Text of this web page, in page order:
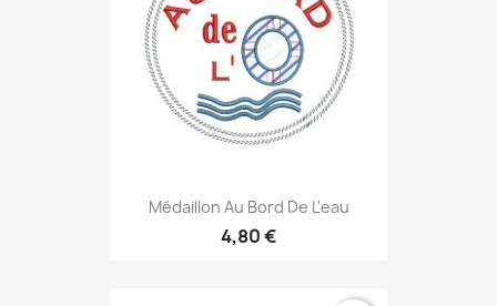
Médaillon Au Bord De L'eau
4,80 €